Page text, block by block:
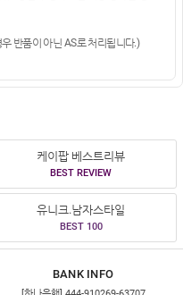
반품이 아닌 AS로 처리됩니다.)
케이팝 베스트리뷰
BEST REVIEW
유니크.남자스타일
BEST 100
BANK INFO